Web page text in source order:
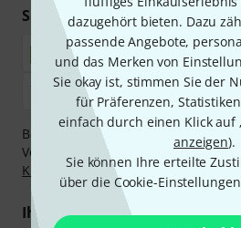
dazugehört bieten. Dazu
passende Angebote,
und das Merken von
Sie okay ist, stimmen Sie der
für Präferenzen,
einfach durch einen Klick auf
anzeigen).
Sie können Ihre erteilte
über die Cookie-
Sicher einkaufen & bezahlen
Bezahlen Sie vertraulich und
Vorkasse, PayPal, Amazon Pay,
Klarna Ratenzahlungoder
Ihre Vorteile